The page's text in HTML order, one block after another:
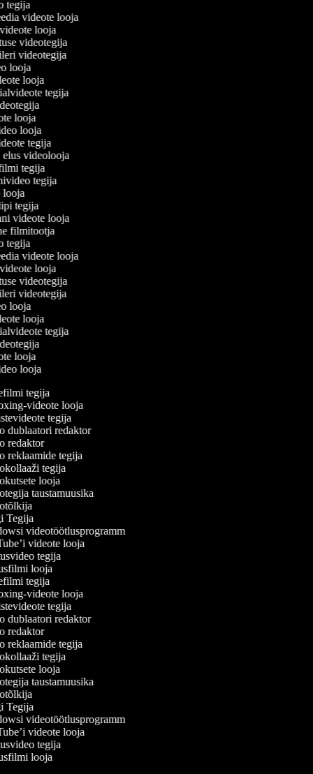
tegija
videote looja
looja
videotegija
videotegija
looja
looja
tegija
looja
looja
tegija
elus videolooja
tegija
tegija
looja
tegija
videote looja
filmitootja
tegija
videote looja
looja
videotegija
videotegija
looja
looja
tegija
looja
looja
tegija
videote looja
tegija
dublaatori redaktor
redaktor
reklaamide tegija
tegija
looja
taustamuusika
videotöötlusprogramm
videote looja
tegija
looja
tegija
videote looja
tegija
dublaatori redaktor
redaktor
reklaamide tegija
tegija
looja
taustamuusika
videotöötlusprogramm
videote looja
tegija
looja